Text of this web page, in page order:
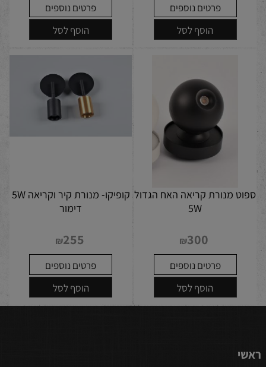
פרטים נוספים
הוסף לסל
פרטים נוספים
הוסף לסל
ספוט מנורת קריאה האח הגדול
5W
₪300
פרטים נוספים
הוסף לסל
קופיקו- מנורת קיר וקריאה 5W
דימור
₪255
פרטים נוספים
הוסף לסל
ראשי